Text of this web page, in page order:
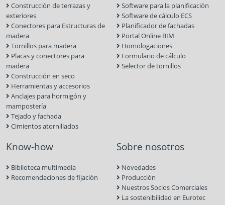
Construcción de terrazas y
exteriores
Conectores para Estructuras de
madera
Tornillos para madera
Placas y conectores para
madera
Construcción en seco
Herramientas y accesorios
Anclajes para hormigón y
mampostería
Tejado y fachada
Cimientos atornillados
Software para la planificación
Software de cálculo ECS
Planificador de fachadas
Portal Online BIM
Homologaciones
Formulario de cálculo
Selector de tornillos
Know-how
Biblioteca multimedia
Recomendaciones de fijación
Sobre nosotros
Novedades
Producción
Nuestros Socios Comerciales
La sostenibilidad en Eurotec